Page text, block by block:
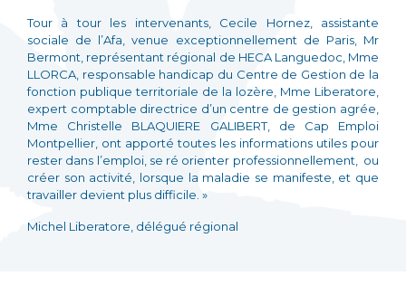
Tour à tour les intervenants, Cecile Hornez, assistante
sociale de l’Afa, venue exceptionnellement de Paris, Mr
Bermont, représentant régional de HECA Languedoc, Mme
LLORCA, responsable handicap du Centre de Gestion de la
fonction publique territoriale de la lozère, Mme Liberatore,
expert comptable directrice d’un centre de gestion agrée,
Mme Christelle BLAQUIERE GALIBERT, de Cap Emploi
Montpellier, ont apporté toutes les informations utiles pour
rester dans l’emploi, se ré orienter professionnellement, ou
créer son activité, lorsque la maladie se manifeste, et que
travailler devient plus difficile. »
Michel Liberatore, délégué régional